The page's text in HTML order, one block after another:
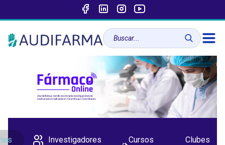
Investigadores
Cursos
Clubes